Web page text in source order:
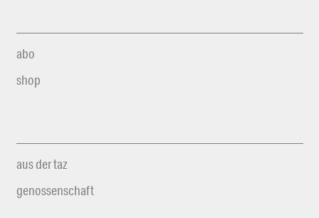
abo
shop
aus der taz
genossenschaft